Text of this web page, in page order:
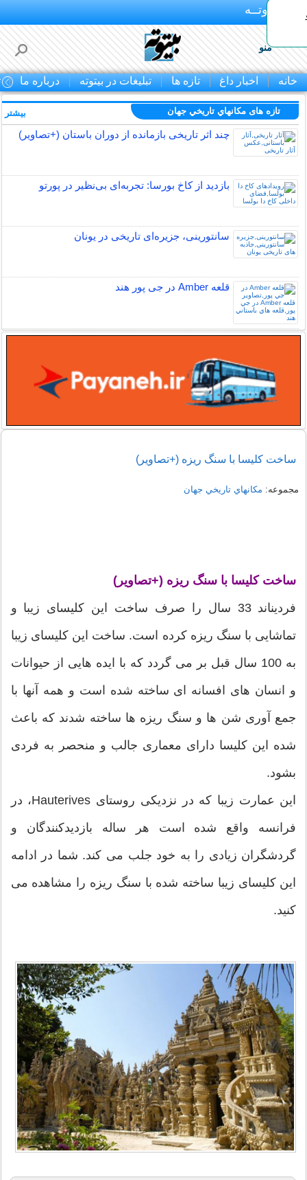
بـیتوتــه
منو
خانه اخبار داغ تازه ها تبلیغات در بیتوته درباره ما
تازه های مكانهاي تاريخي جهان
چند اثر تاریخی بازمانده از دوران باستان (+تصاویر)
بازدید از کاخ بورسا: تجربه‌ای بی‌نظیر در پورتو
سانتورینی، جزیره‌ای تاریخی در یونان
قلعه Amber در جی پور هند
بیشتر
ساخت کلیسا با سنگ ریزه (+تصاویر)
مجموعه: مكانهاي تاريخي جهان
ساخت کلیسا با سنگ ریزه (+تصاویر)
فردیناند 33 سال را صرف ساخت این کلیسای زیبا و
تماشایی با سنگ ریزه کرده است. ساخت این کلیسای زیبا
به 100 سال قبل بر می گردد که با ایده هایی از حیوانات
و انسان های افسانه ای ساخته شده است و همه آنها با
جمع آوری شن ها و سنگ ریزه ها ساخته شدند که باعث
شده این کلیسا دارای معماری جالب و منحصر به فردی
بشود.
این عمارت زیبا که در نزدیکی روستای Hauterives، در
فرانسه واقع شده است هر ساله بازدیدکنندگان و
گردشگران زیادی را به خود جلب می کند. شما در ادامه
این کلیسای زیبا ساخته شده با سنگ ریزه را مشاهده می
کنید.